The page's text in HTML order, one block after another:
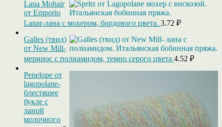
Lana Mohair
от Emporio
Lanar-лана с мохером, бордового цвета. 3.72 ₽
Galles (твид)
от New Mill-
меринос с полиамидом, темно серого цвета 4.52 ₽
Penelope от
lagopolane-
блестящее
букле с
ланой
молочного